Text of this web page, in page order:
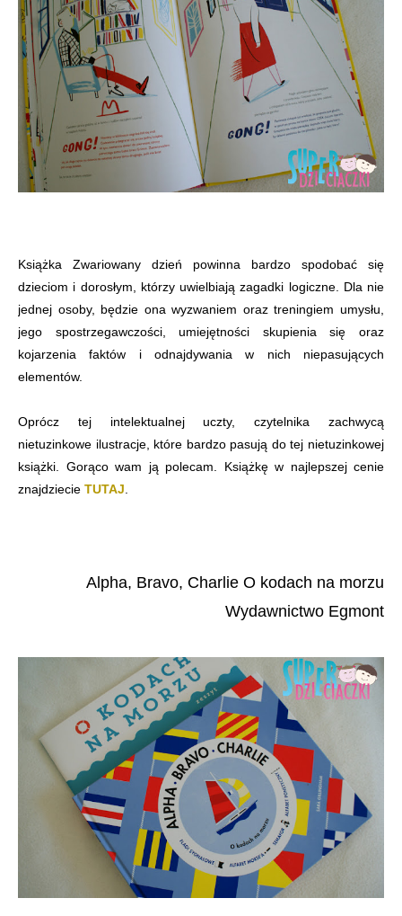
Książka Zwariowany dzień powinna bardzo spodobać się
dzieciom i dorosłym, którzy uwielbiają zagadki logiczne. Dla nie
jednej osoby, będzie ona wyzwaniem oraz treningiem umysłu,
jego spostrzegawczości, umiejętności skupienia się oraz
kojarzenia faktów i odnajdywania w nich niepasujących
elementów.
Oprócz tej intelektualnej uczty, czytelnika zachwycą
nietuzinkowe ilustracje, które bardzo pasują do tej nietuzinkowej
książki. Gorąco wam ją polecam. Książkę w najlepszej cenie
znajdziecie TUTAJ.
Alpha, Bravo, Charlie O kodach na morzu
Wydawnictwo Egmont